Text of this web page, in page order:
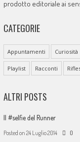
prodotto editoriale ai
CATEGORIE
Appuntamenti Curiosità
Playlist Racconti
ALTRI POSTS
Il #selfie del Runner
Posted on 24 Luglio 2014 0